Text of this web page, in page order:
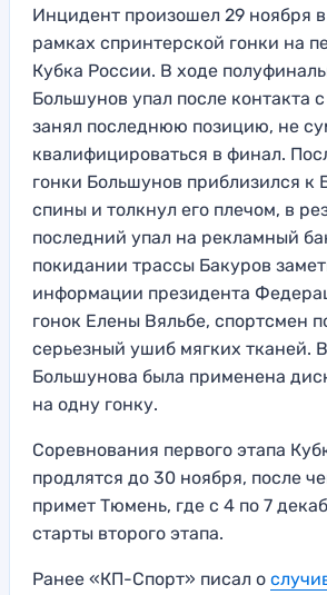
Инцидент произошел 29 ноября
рамках спринтерской гонки на
Кубка России. В ходе
Большунов упал после контакта
занял последнюю позицию, не
квалифицироваться в финал.
гонки Большунов приблизился к
спины и толкнул его плечом, в
последний упал на рекламный
покидании трассы Бакуров
информации президента
гонок Елены Вяльбе, спортсмен
серьезный ушиб мягких тканей.
Большунова была применена
на одну гонку.
Соревнования первого этапа
продлятся до 30 ноября, после
примет Тюмень, где с 4 по 7
старты второго этапа.
Ранее «КП-Спорт» писал о